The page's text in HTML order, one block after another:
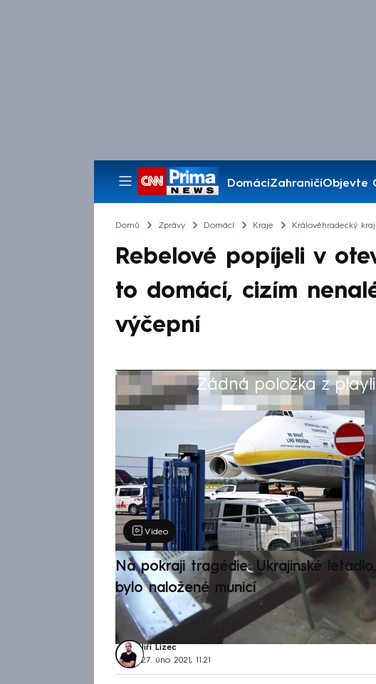
DomácíZahraničíObjevte
Pořady
Domů Zprávy Domácí Kraje Královéhradecký kraj
Rebelové popíjeli v
to domácí, cizím
výčepní
Žádná položka z
Výběr redakce
Video
Na pokraji tragédie: Ukrajinské
bylo naložené municí
Jiří Lizec
27. úno 2021, 11:21